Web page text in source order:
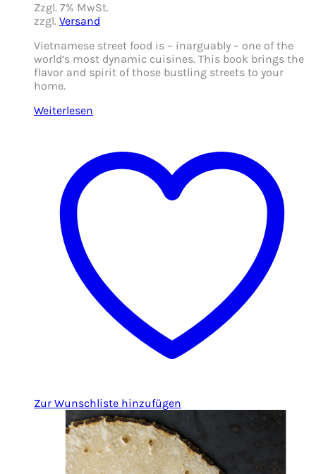
Zzgl. 7% MwSt.
zzgl. Versand
Vietnamese street food is – inarguably – one of the
world’s most dynamic cuisines. This book brings the
flavor and spirit of those bustling streets to your
home.
Weiterlesen
Zur Wunschliste hinzufügen